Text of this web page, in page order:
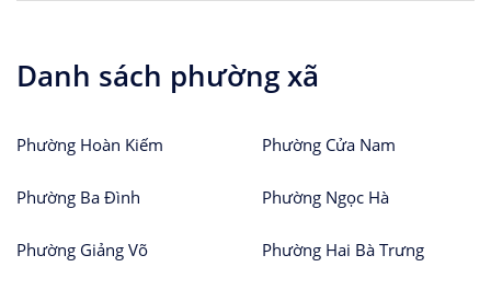
Danh sách phường xã
Phường Hoàn Kiếm Phường Cửa Nam
Phường Ba Đình Phường Ngọc Hà
Phường Giảng Võ Phường Hai Bà Trưng